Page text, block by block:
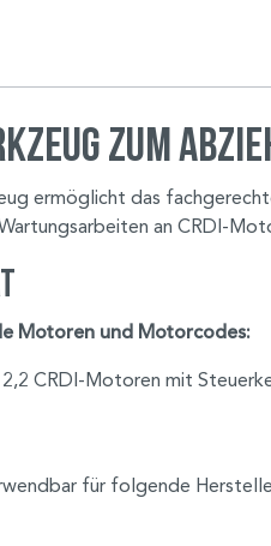
zum
ermöglicht das
an CRDI-
Motoren und Motorcodes:
2,2 CRDI-Motoren mit
für folgende